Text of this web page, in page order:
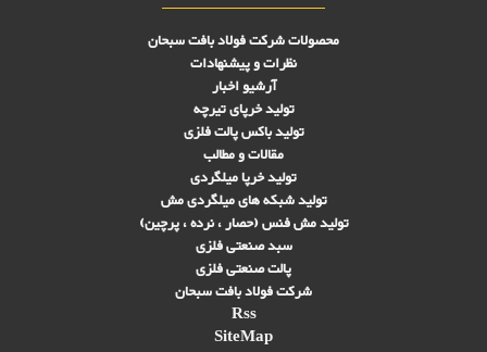
محصولات شرکت فولاد بافت سبحان
نظرات و پیشنهادات
آرشیو اخبار
تولید خرپای تیرچه
تولید باکس پالت فلزی
مقالات و مطالب
تولید خرپا میلگردی
تولید شبکه های ميلگردی مش
تولید مش فنس (حصار ، نرده ، پرچین)
سبد صنعتی فلزی
پالت صنعتی فلزی
شرکت فولاد بافت سبحان
Rss
SiteMap